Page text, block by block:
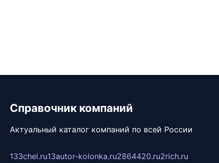
Справочник компаний
Актуальный каталог компаний по всей России
133chel.ru13autor-kolonka.ru2864420.ru2rich.ru